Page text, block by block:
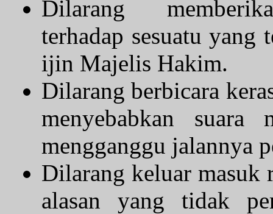
Dilarang
terhadap sesuatu yang
ijin Majelis Hakim.
Dilarang berbicara
menyebabkan
mengganggu jalannya
Dilarang keluar masuk
alasan yang tidak